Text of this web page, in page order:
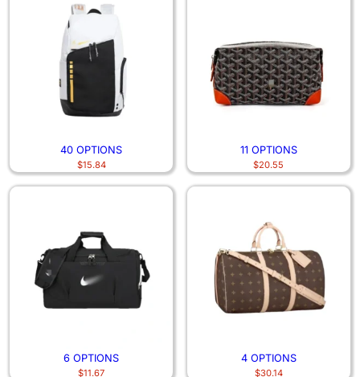
40 OPTIONS
$15.84
11 OPTIONS
$20.55
6 OPTIONS
$11.67
4 OPTIONS
$30.14